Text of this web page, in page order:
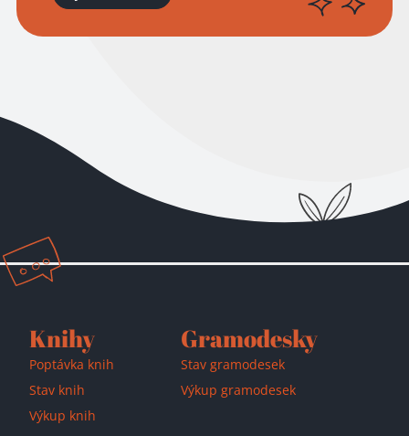
Přidáno do košíku!
Knihy
Poptávka knih
Stav knih
Výkup knih
Gramodesky
Stav gramodesek
Výkup gramodesek